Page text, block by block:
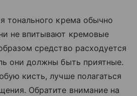
тонального крема обычно
не впитывают кремовые
средство расходуется
они должны быть приятные.
кисть, лучше полагаться
Обратите внимание на